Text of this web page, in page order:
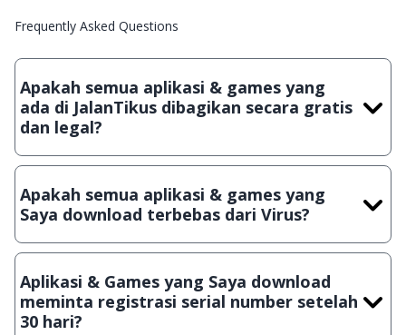
Frequently Asked Questions
Apakah semua aplikasi & games yang
ada di JalanTikus dibagikan secara gratis
dan legal?
Ya, JalanTikus hanya membagikan aplikasi & games yang
crack, patch atau semacamnya.
Apakah semua aplikasi & games yang
Saya download terbebas dari Virus?
Ya, JalanTikus selalu melakukan scanning dengan 3 jenis
suatu aplikasi atau games, sehingga bisa dijamin 100%
terbebas dari virus.
Aplikasi & Games yang Saya download
meminta registrasi serial number setelah
30 hari?